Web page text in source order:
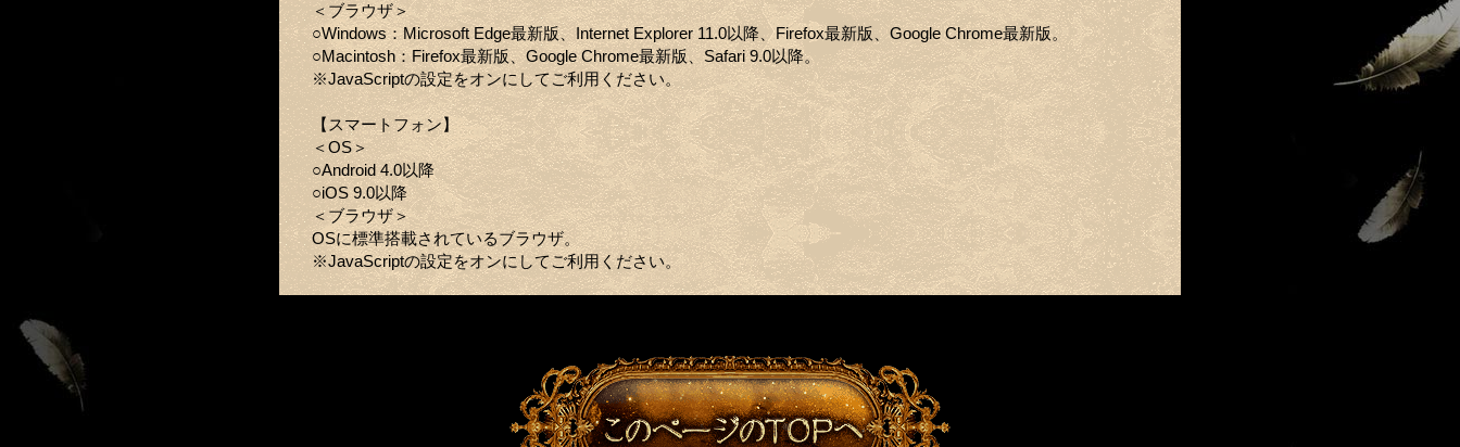
＜ブラウザ＞
○Windows：Microsoft Edge最新版、Internet Explorer 11.0以降、Firefox最新版、Google Chrome最新版。
○Macintosh：Firefox最新版、Google Chrome最新版、Safari 9.0以降。
※JavaScriptの設定をオンにしてご利用ください。
【スマートフォン】
＜OS＞
○Android 4.0以降
○iOS 9.0以降
＜ブラウザ＞
OSに標準搭載されているブラウザ。
※JavaScriptの設定をオンにしてご利用ください。